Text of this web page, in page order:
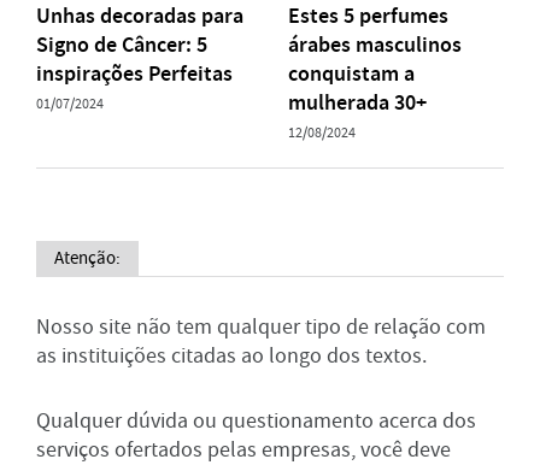
Unhas decoradas para
Signo de Câncer: 5
inspirações Perfeitas
01/07/2024
Estes 5 perfumes
árabes masculinos
conquistam a
mulherada 30+
12/08/2024
Atenção:
Nosso site não tem qualquer tipo de relação com
as instituições citadas ao longo dos textos.
Qualquer dúvida ou questionamento acerca dos
serviços ofertados pelas empresas, você deve